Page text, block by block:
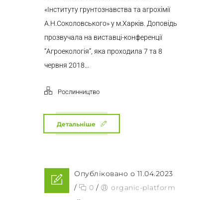
«Інституту грунтознавства та агрохімії
А.Н.Соколовського» у м.Харків. Доповідь
прозвучала на виставці-конференції
“Агроекологія”, яка проходила 7 та 8
червня 2018...
Рослинництво
Детальніше
Опубліковано о 11.04.2023
/
0 / organic-platform